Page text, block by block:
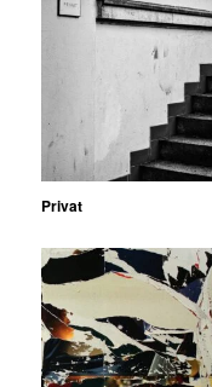
Privat